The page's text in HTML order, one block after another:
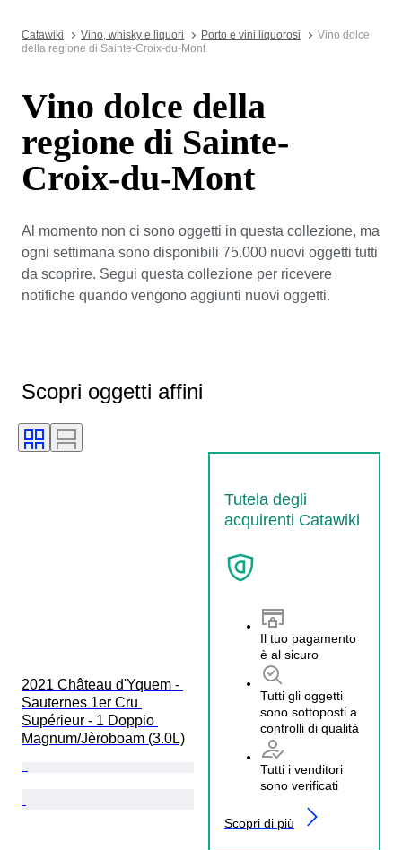
Catawiki Vino, whisky e liquori Porto e vini liquorosi
Vino dolce
della regione di Sainte-Croix-du-Mont
Vino dolce della
regione di Sainte-
Croix-du-Mont
Al momento non ci sono oggetti in questa collezione, ma
ogni settimana sono disponibili 75.000 nuovi oggetti tutti
da scoprire. Segui questa collezione per ricevere
notifiche quando vengono aggiunti nuovi oggetti.
Scopri oggetti affini
Tutela degli
acquirenti Catawiki
Il tuo pagamento
è al sicuro
Tutti gli oggetti
sono sottoposti a
controlli di qualità
Tutti i venditori
sono verificati
Scopri di più
2021 Château d'Yquem -
Sauternes 1er Cru
Supérieur - 1 Doppio
Magnum/Jèroboam (3.0L)